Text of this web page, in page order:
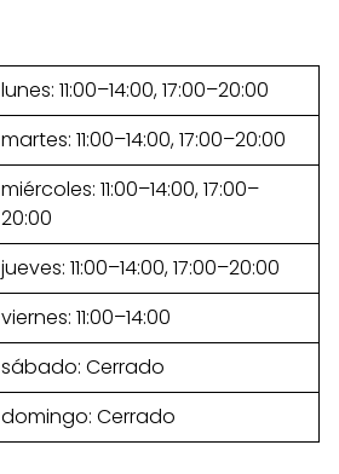
lunes: 11:00–14:00, 17:00–20:00
martes: 11:00–14:00, 17:00–20:00
miércoles: 11:00–14:00, 17:00–
20:00
jueves: 11:00–14:00, 17:00–20:00
viernes: 11:00–14:00
sábado: Cerrado
domingo: Cerrado